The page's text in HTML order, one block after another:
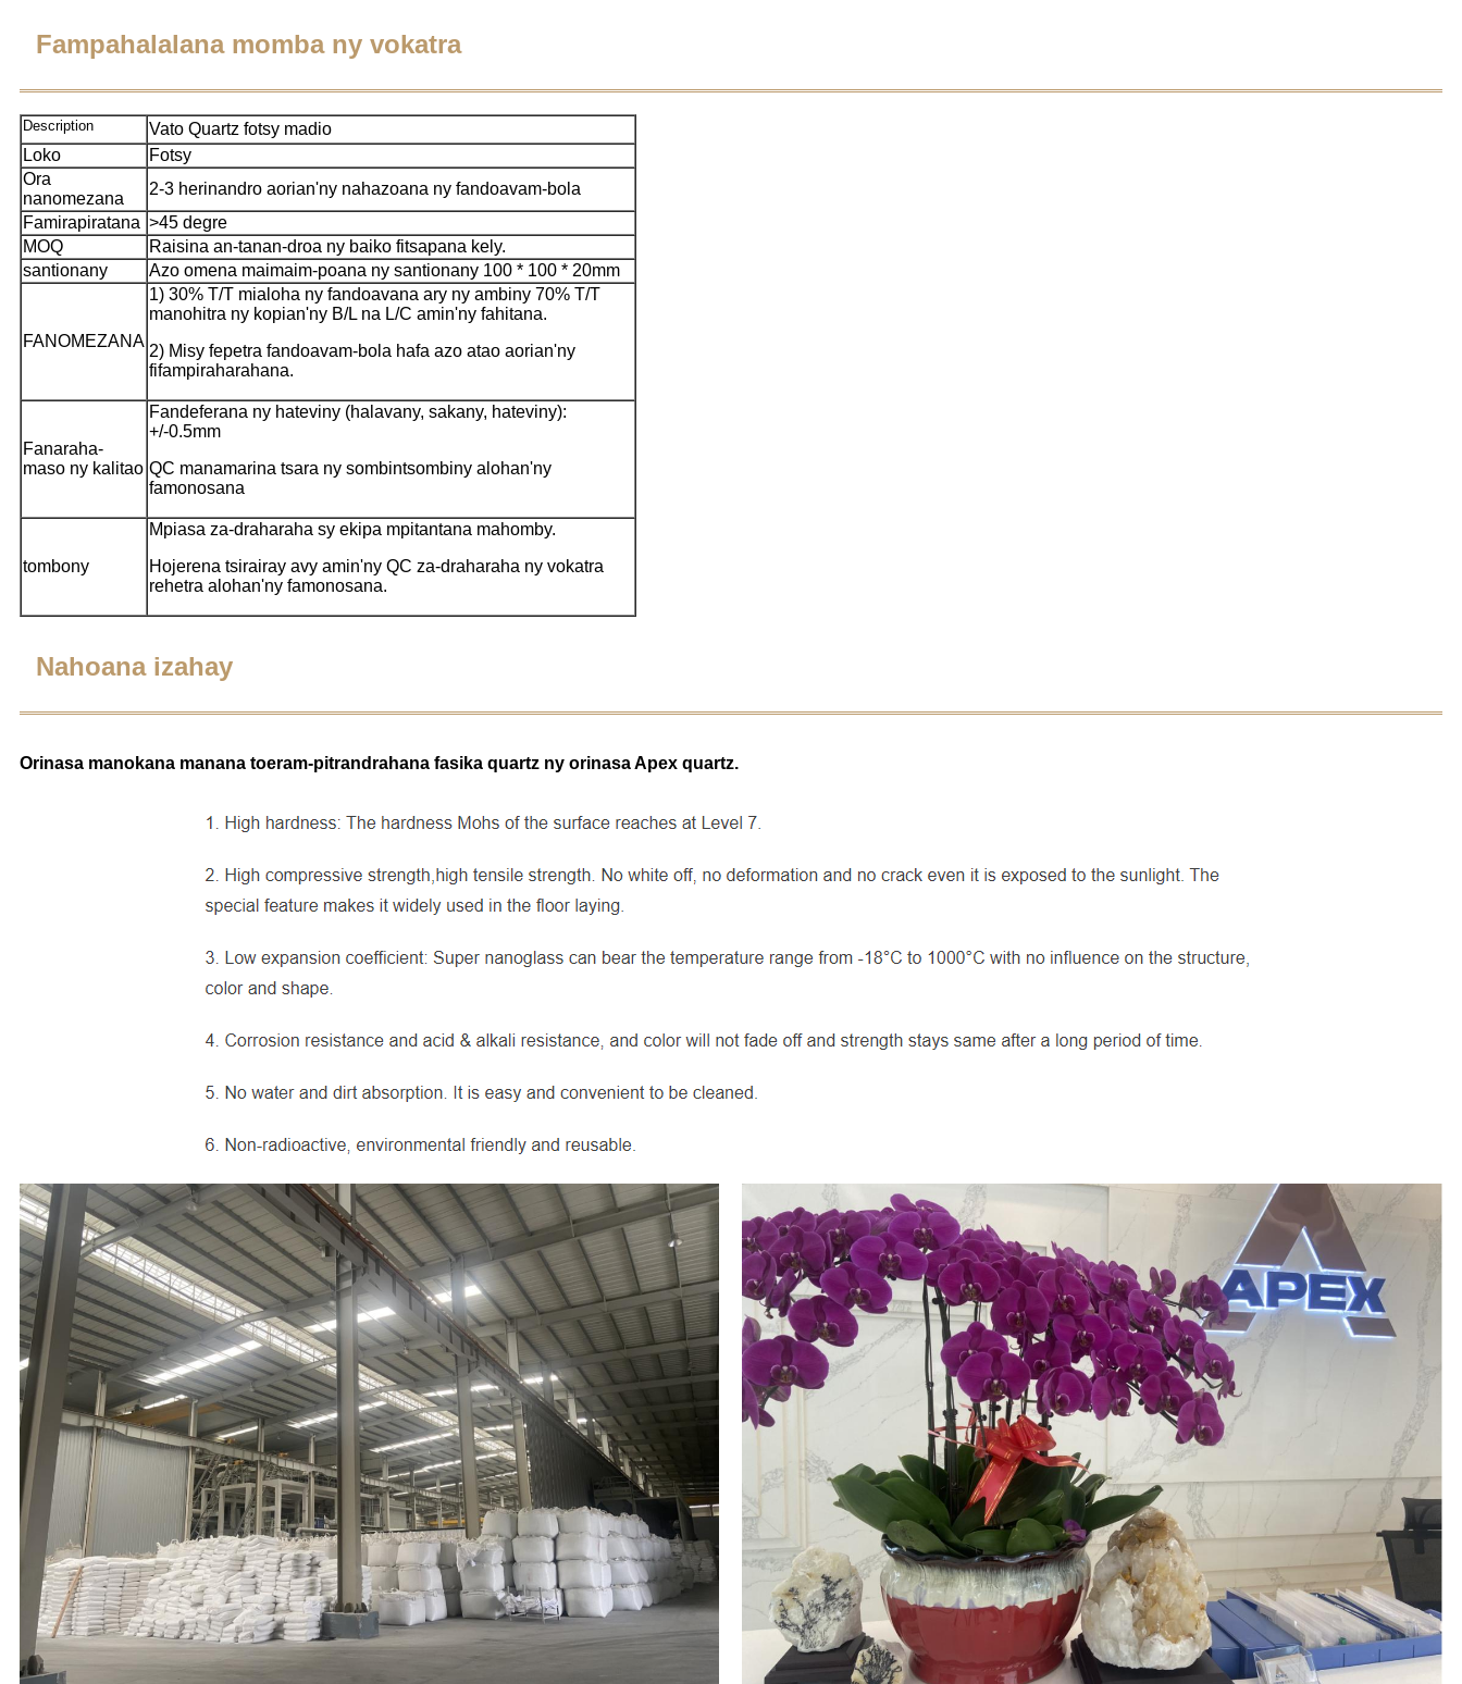
Fampahalalana momba ny vokatra
Description
Vato Quartz fotsy madio
Loko
Fotsy
Ora
nanomezana
2-3 herinandro aorian'ny nahazoana ny fandoavam-bola
Famirapiratana >45 degre
MOQ
Raisina an-tanan-droa ny baiko fitsapana kely.
santionany
Azo omena maimaim-poana ny santionany 100 * 100 * 20mm
FANOMEZANA
1) 30% T/T mialoha ny fandoavana ary ny ambiny 70% T/T
manohitra ny kopian'ny B/L na L/C amin'ny fahitana.
2) Misy fepetra fandoavam-bola hafa azo atao aorian'ny
fifampiraharahana.
Fanaraha-
maso ny kalitao
Fandeferana ny hateviny (halavany, sakany, hateviny):
+/-0.5mm
QC manamarina tsara ny sombintsombiny alohan'ny
famonosana
tombony
Mpiasa za-draharaha sy ekipa mpitantana mahomby.
Hojerena tsirairay avy amin'ny QC za-draharaha ny vokatra
rehetra alohan'ny famonosana.
Nahoana izahay
Orinasa manokana manana toeram-pitrandrahana fasika quartz ny orinasa Apex quartz.